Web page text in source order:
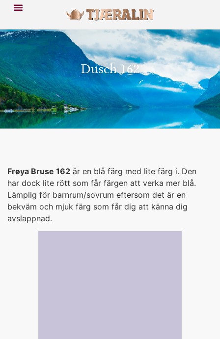
Dusch 162
Frøya Bruse 162 är en blå färg med lite färg i. Den
har dock lite rött som får färgen att verka mer blå.
Lämplig för barnrum/sovrum eftersom det är en
bekväm och mjuk färg som får dig att känna dig
avslappnad.